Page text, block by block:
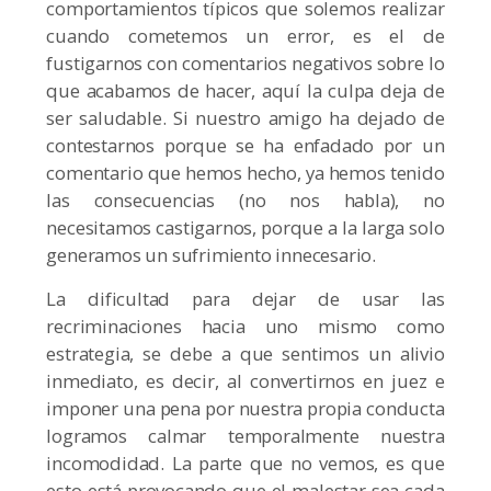
comportamientos típicos que solemos realizar
cuando cometemos un error, es el de
fustigarnos con comentarios negativos sobre lo
que acabamos de hacer, aquí la culpa deja de
ser saludable. Si nuestro amigo ha dejado de
contestarnos porque se ha enfadado por un
comentario que hemos hecho, ya hemos tenido
las consecuencias (no nos habla), no
necesitamos castigarnos, porque a la larga solo
generamos un sufrimiento innecesario.
La dificultad para dejar de usar las
recriminaciones hacia uno mismo como
estrategia, se debe a que sentimos un alivio
inmediato, es decir, al convertirnos en juez e
imponer una pena por nuestra propia conducta
logramos calmar temporalmente nuestra
incomodidad. La parte que no vemos, es que